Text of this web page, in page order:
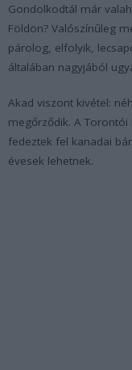
Gondolkodtál már
Földön? Valószínűleg
párolog, elfolyik,
általában nagyjából
Akad viszont kivétel:
megőrződik. A
fedeztek fel kanadai
évesek lehetnek.